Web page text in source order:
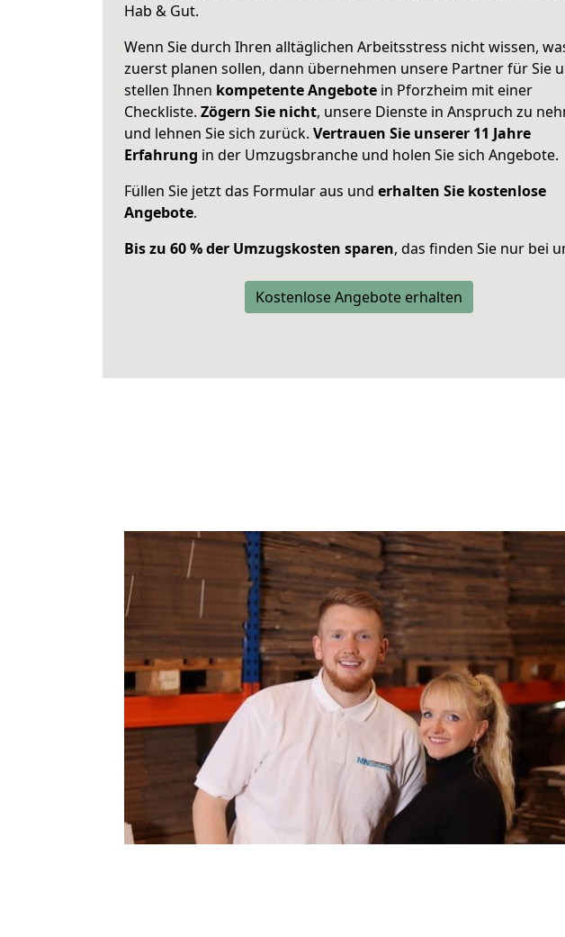
Hab & Gut.
Wenn Sie durch Ihren alltäglichen Arbeitsstress nicht wissen,
zuerst planen sollen, dann übernehmen unsere Partner für Sie
stellen Ihnen kompetente Angebote in Pforzheim mit einer
Checkliste. Zögern Sie nicht, unsere Dienste in Anspruch zu
und lehnen Sie sich zurück. Vertrauen Sie unserer 11 Jahre
Erfahrung in der Umzugsbranche und holen Sie sich Angebote.
Füllen Sie jetzt das Formular aus und erhalten Sie kostenlose
Angebote.
Bis zu 60 % der Umzugskosten sparen, das finden Sie nur bei
Kostenlose Angebote erhalten